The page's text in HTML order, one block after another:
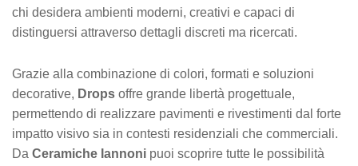
chi desidera ambienti moderni, creativi e capaci di
distinguersi attraverso dettagli discreti ma ricercati.
Grazie alla combinazione di colori, formati e soluzioni
decorative, Drops offre grande libertà progettuale,
permettendo di realizzare pavimenti e rivestimenti dal forte
impatto visivo sia in contesti residenziali che commerciali.
Da Ceramiche Iannoni puoi scoprire tutte le possibilità